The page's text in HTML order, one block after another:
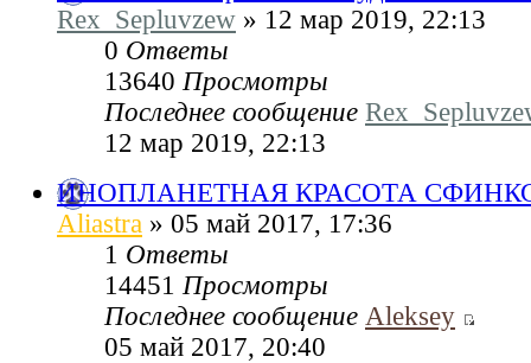
Rex_Sepluvzew » 12 мар 2019, 22:13
0 Ответы
13640 Просмотры
Последнее сообщение
12 мар 2019, 22:13
ИНОПЛАНЕТНАЯ КРАСОТА
Aliastra » 05 май 2017, 17:36
1 Ответы
14451 Просмотры
Последнее сообщение Aleksey
05 май 2017, 20:40